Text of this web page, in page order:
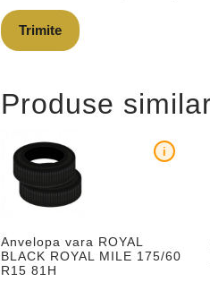
Produse
Anvelopa vara ROYAL
BLACK ROYAL MILE 175/60
R15 81H
i